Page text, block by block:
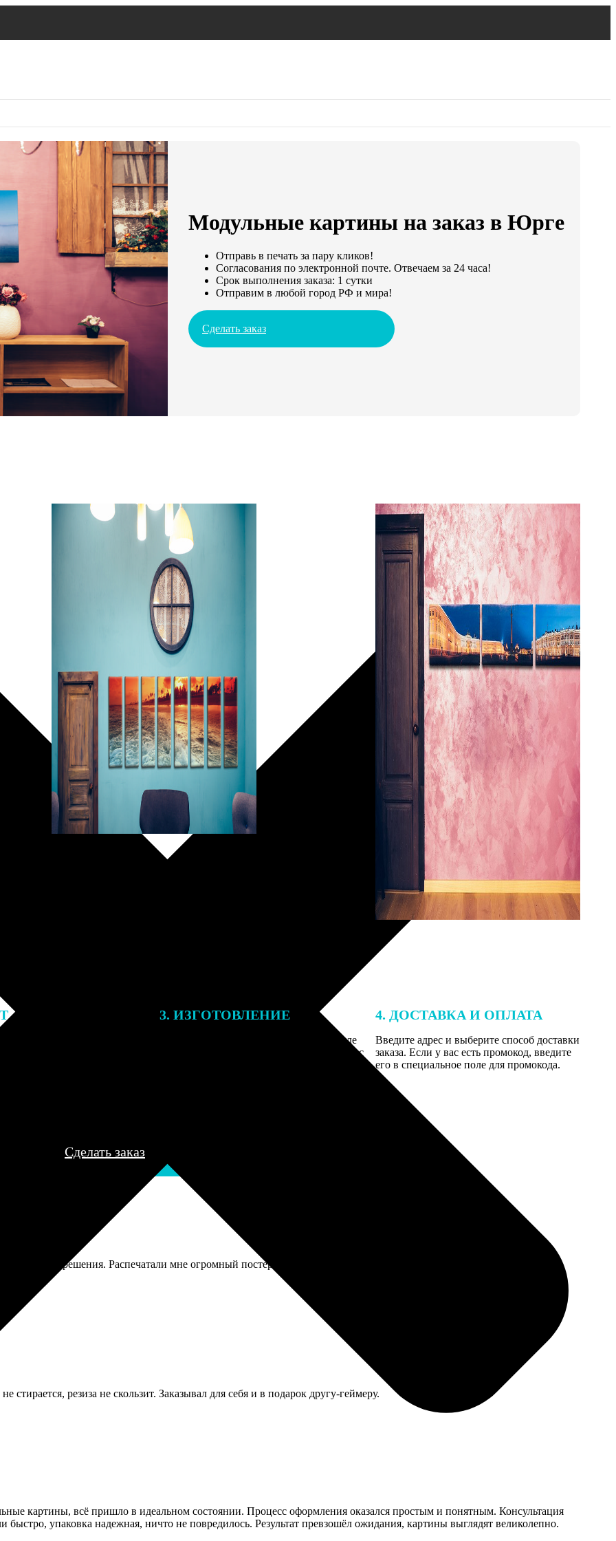
Модульные картины на заказ в Юрге
Отправь в печать за пару кликов!
Согласования по электронной почте. Отвечаем за 24 часа!
Срок выполнения заказа: 1 сутки
Отправим в любой город РФ и мира!
Сделать заказ
заказа к печати
могут связаться с Вами
телефону или email для
деталей.
3. ИЗГОТОВЛЕНИЕ
Оплатите заказ банковской картой. После
оплаты получите подтверждение на email с
4. ДОСТАВКА И ОПЛАТА
Введите адрес и выберите способ доставки
заказа. Если у вас есть промокод, введите
его в специальное поле для промокода.
Сделать заказ
разрешения. Распечатали мне огромный постер с пикселями, пришлось вешать в дальнюю комнату, где не
резиза не скользит. Заказывал для себя и в подарок другу-геймеру.
картины, всё пришло в идеальном состоянии. Процесс оформления оказался простым и понятным. Консультация
быстро, упаковка надежная, ничто не повредилось. Результат превзошёл ожидания, картины выглядят великолепно.